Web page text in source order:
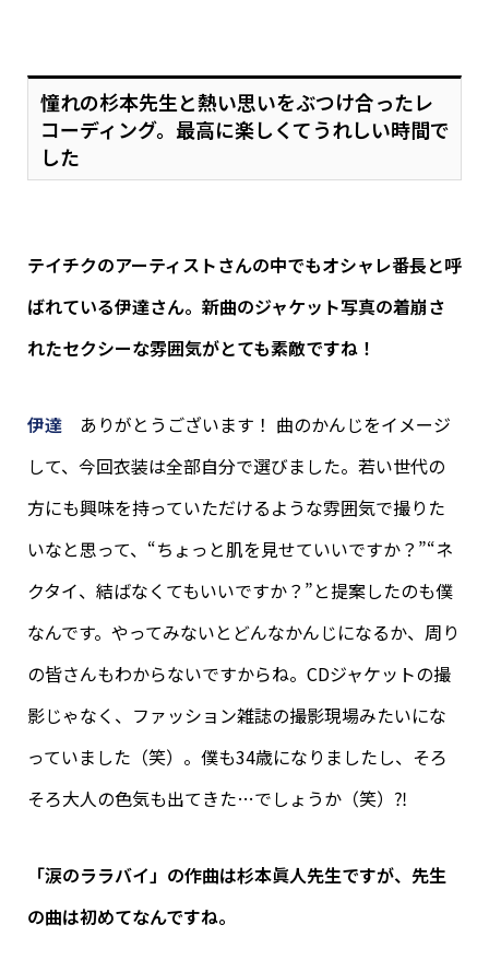
憧れの杉本先生と熱い思いをぶつけ合ったレ
コーディング。最高に楽しくてうれしい時間で
した
テイチクのアーティストさんの中でもオシャレ番長と呼
ばれている伊達さん。新曲のジャケット写真の着崩さ
れたセクシーな雰囲気がとても素敵ですね！
伊達ありがとうございます！ 曲のかんじをイメージ
して、今回衣装は全部自分で選びました。若い世代の
方にも興味を持っていただけるような雰囲気で撮りた
いなと思って、“ちょっと肌を見せていいですか？”“ネ
クタイ、結ばなくてもいいですか？”と提案したのも僕
なんです。やってみないとどんなかんじになるか、周り
の皆さんもわからないですからね。CDジャケットの撮
影じゃなく、ファッション雑誌の撮影現場みたいにな
っていました（笑）。僕も34歳になりましたし、そろ
そろ大人の色気も出てきた…でしょうか（笑）⁈
「涙のララバイ」の作曲は杉本眞人先生ですが、先生
の曲は初めてなんですね。